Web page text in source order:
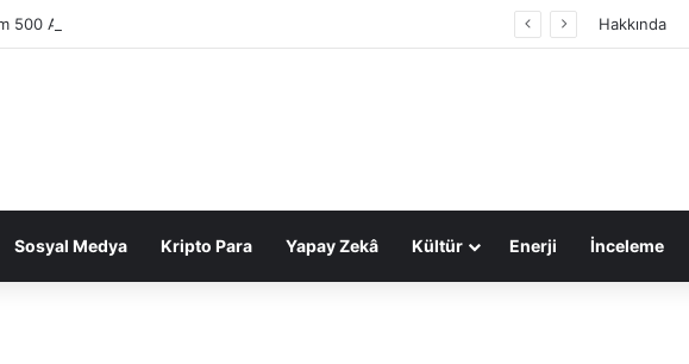
500 Araştırması: Sektör gelirleri 1,6 trilyon TL’ye ulaştı Hakkında
Sosyal Medya Kripto Para Yapay Zekâ Kültür Enerji İnceleme